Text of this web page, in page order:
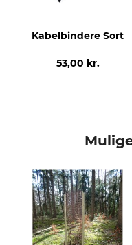
Kabelbindere Sort
53,00 kr.